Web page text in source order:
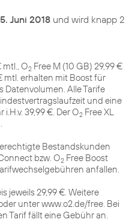
5. Juni 2018 und wird knapp 2
mtl., O2 Free M (10 GB) 29,99 €
mtl. erhalten mit Boost für
Datenvolumen. Alle Tarife
und eine
39,99 €. Der O2 Free XL
Bestandskunden
bzw. O2 Free Boost
anfallen.
jeweils 29,99 €. Weitere
unter www.o2.de/free. Bei
Tarif fällt eine Gebühr an.